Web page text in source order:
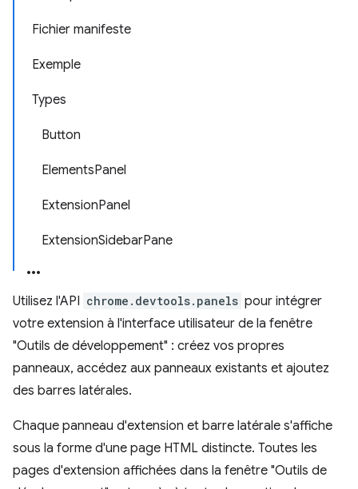
Fichier manifeste
Exemple
Types
Button
ElementsPanel
ExtensionPanel
ExtensionSidebarPane
Utilisez l'API chrome.devtools.panels pour intégrer
votre extension à l'interface utilisateur de la fenêtre
"Outils de développement" : créez vos propres
panneaux, accédez aux panneaux existants et ajoutez
des barres latérales.
Chaque panneau d'extension et barre latérale s'affiche
sous la forme d'une page HTML distincte. Toutes les
pages d'extension affichées dans la fenêtre "Outils de